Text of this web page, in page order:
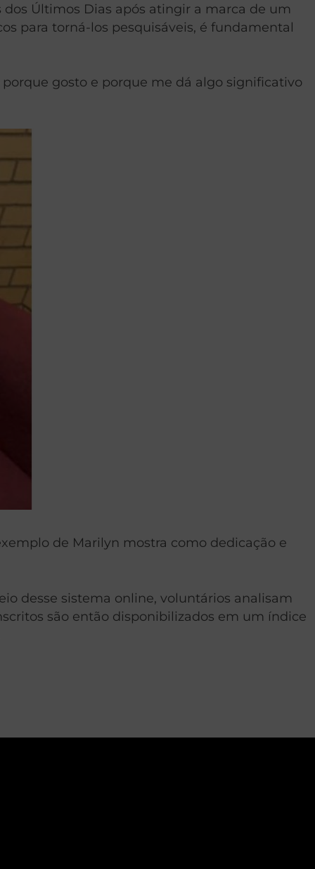
Últimos Dias após atingir a marca de um
para torná-los pesquisáveis, é fundamental
gosto e porque me dá algo significativo
de Marilyn mostra como dedicação e
desse sistema online, voluntários analisam
são então disponibilizados em um índice